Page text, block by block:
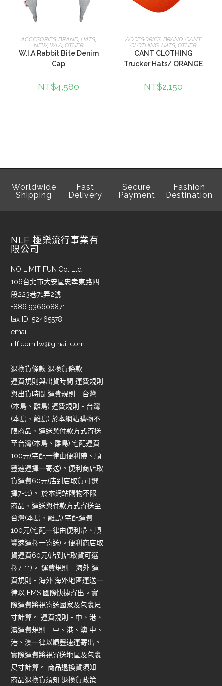
查看內容
ACCESORIES,BRAND,HATS,
NEW, W.I.A,OTHER
W.I.A Rabbit Bite Denim
Cap
NT$4,580
加入購物車
ACCESORIES,BRAND,CANT
CLOTHING,HATS,OTHER
CANT CLOTHING
Trucker Hats/ ORANGE
NT$2,150
Worldwide
Shipping
Fast
Delivery
Secure
Payment
Fashion
Destination
NLF 極樂流行事業有
限公司
NO LIMIT FUN Co. Ltd
106台北市大安區忠孝東路四
段223巷71弄2號
+886 936608871
tax ID: 52465578
email:
nlf.com.tw@gmail.com
退換貨條款 退換貨條款
運費規則與出貨時間 運費規則
與出貨時間 運費規則 - 台灣
(本島、離島) 運費規則 - 台灣
(本島、離島) 於本網站購物不
限商品、運送與付款方式寄送
至台灣(本島、離島):宅配運費
100元(宅配一律由便利帶、順
豐速運擇一寄送)。便利商店取
貨運費60元(店到店取貨可選
擇7-11)。 於本網站購物不限
商品、運送與付款方式寄送至
台灣(本島、離島):宅配運費
100元(宅配一律由便利帶、順
豐速運擇一寄送)。便利商店取
貨運費60元(店到店取貨可選
擇7-11)。 運費規則 - 海外 運
費規則 - 海外 海外地區運送一
律以 EMS 國際快捷寄出。實
際運費將視寄送國家及包裹尺
寸計算。 運費規則 - 中、港、
澳運費規則 - 中、港、澳 中、
港、澳一律以順豐速運寄出。
實際運費將視寄送地區及包裹
尺寸計算。 商品退換貨須知
商品退換貨須知 退換貨政策